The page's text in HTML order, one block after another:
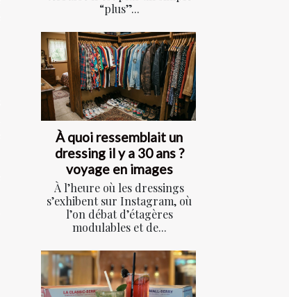
“plus”...
À quoi ressemblait un
dressing il y a 30 ans ?
voyage en images
À l’heure où les dressings
s’exhibent sur Instagram, où
l’on débat d’étagères
modulables et de...